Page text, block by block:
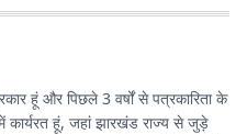
हूं और पिछले 3 वर्षों से पत्रकारिता के
कार्यरत हूं, जहां झारखंड राज्य से जुड़े